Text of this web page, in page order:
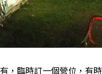
，臨時訂一個營位，有